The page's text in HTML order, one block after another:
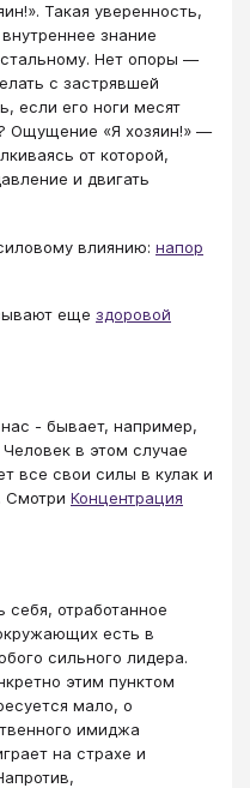
Такая уверенность,
знание
Нет опоры —
с застрявшей
если его ноги месят
Ощущение «Я хозяин!» —
от которой,
и двигать
влиянию: напор
еще здоровой
- бывает, например,
в этом случае
все свои силы в кулак и
Смотри Концентрация
себя, отработанное
есть в
сильного лидера.
этим пунктом
мало, о
имиджа
на страхе и